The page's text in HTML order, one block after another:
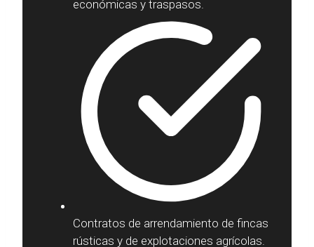
económicas y traspasos.
Contratos de arrendamiento de fincas
rústicas y de explotaciones agrícolas.